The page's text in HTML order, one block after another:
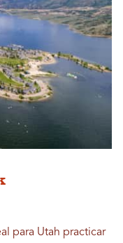
para Utah practicar